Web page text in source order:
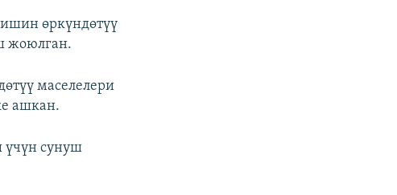
өркүндөтүү
жоюлган.
маселелери
ашкан.
үчүн сунуш